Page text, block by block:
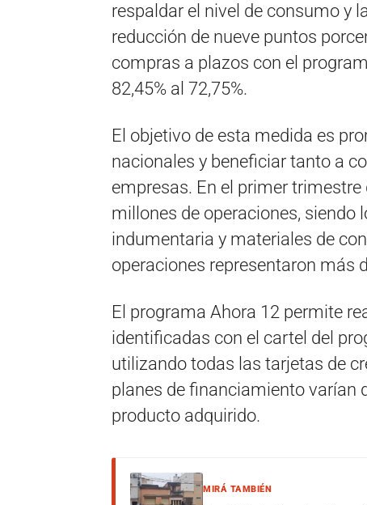
respaldar el nivel de consumo y
reducción de nueve puntos
compras a plazos con el
82,45% al 72,75%.
El objetivo de esta medida es
nacionales y beneficiar tanto a
empresas. En el primer
millones de operaciones, siendo
indumentaria y materiales de
operaciones representaron más
El programa Ahora 12 permite
identificadas con el cartel del
utilizando todas las tarjetas de
planes de financiamiento varían
producto adquirido.
MIRÁ TAMBIÉN